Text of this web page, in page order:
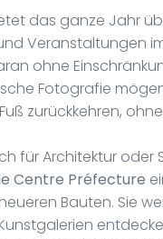
das ganze Jahr
Veranstaltungen
ohne
Fotografie
zurückkehren,
für Architektur
Centre Préfecture
Bauten. Sie